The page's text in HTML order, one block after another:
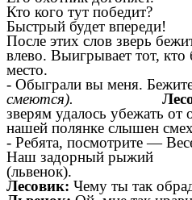
Кто кого тут победит?
Быстрый будет впереди!
После этих слов зверь
влево. Выигрывает тот, кто
место.
- Обыграли вы меня.
смеются).
зверям удалось убежать от
нашей полянке слышен
- Ребята, посмотрите—
Наш задорный рыжий
(львенок).
Лесовик: Чему ты так